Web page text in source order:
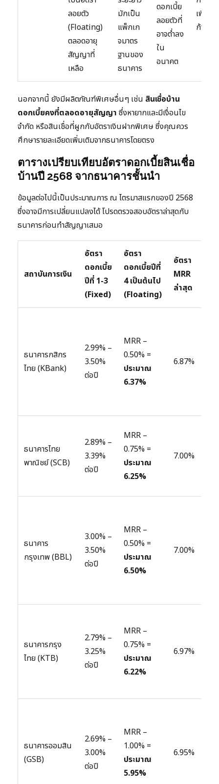
ลอยตัว
(Floating)
ตลอดอายุ
สัญญาที่
เหลือ
มักเป็น
แพ็กเก
จมาตร
ฐานของ
ธนาคาร
ดอกเบี้ย
ลอยตัวที่
อาจต่ำลง
ใน
อนาคต
เพิ่มขึ้
ก้าวกร
นอกจากนี้ ยังมีผลิตภัณฑ์พิเศษอื่นๆ เช่น สินเชื่อบ้าน
ดอกเบี้ยคงที่ตลอดอายุสัญญา ซึ่งหายากและมีเงื่อนไข
จำกัด หรือสินเชื่อที่ผูกกับอัตราเงินฝากพิเศษ ซึ่งคุณควร
ศึกษารายละเอียดเพิ่มเติมจากธนาคารโดยตรง
ตารางเปรียบเทียบอัตราดอกเบี้ยสินเชื่อ
บ้านปี 2568 จากธนาคารชั้นนำ
ข้อมูลต่อไปนี้เป็นประมาณการ ณ ไตรมาสแรกของปี 2568
ซึ่งอาจมีการเปลี่ยนแปลงได้ โปรดตรวจสอบอัตราล่าสุดกับ
ธนาคารก่อนทำสัญญาเสมอ
สถาบันการเงิน
อัตรา
ดอกเบี้ย
ปีที่ 1-3
(Fixed)
อัตรา
ดอกเบี้ยปีที่
4 เป็นต้นไป
(Floating)
อัตรา
MRR
ล่าสุด
ธนาคารกสิกร
ไทย (KBank)
2.99% –
3.50%
ต่อปี
MRR –
0.50% =
ประมาณ
6.37%
6.87%
ธนาคารไทย
พาณิชย์ (SCB)
2.89% –
3.39%
ต่อปี
MRR –
0.75% =
ประมาณ
6.25%
7.00%
ธนาคาร
กรุงเทพ (BBL)
3.00% –
3.50%
ต่อปี
MRR –
0.50% =
ประมาณ
6.50%
7.00%
ธนาคารกรุง
ไทย (KTB)
2.79% –
3.25%
ต่อปี
MRR –
0.75% =
ประมาณ
6.22%
6.97%
ธนาคารออมสิน
(GSB)
2.69% –
3.00%
ต่อปี
MRR –
1.00% =
ประมาณ
5.95%
6.95%